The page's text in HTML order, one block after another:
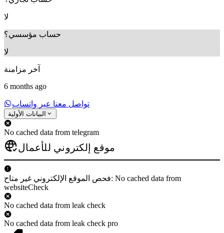
لا
حساب مؤسسي؟
لا
آخر مزامنة
6 months ago
تواصل معنا عبر واتساب
البيانات الأولية
No cached data from telegram
موقع إلكتروني للأعمال
فحص الموقع الإلكتروني غير متاح: No cached data from
websiteCheck
No cached data from leak check
No cached data from leak check pro